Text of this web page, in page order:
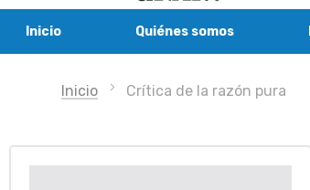
Inicio Quiénes somos
Inicio Crítica de la razón pura